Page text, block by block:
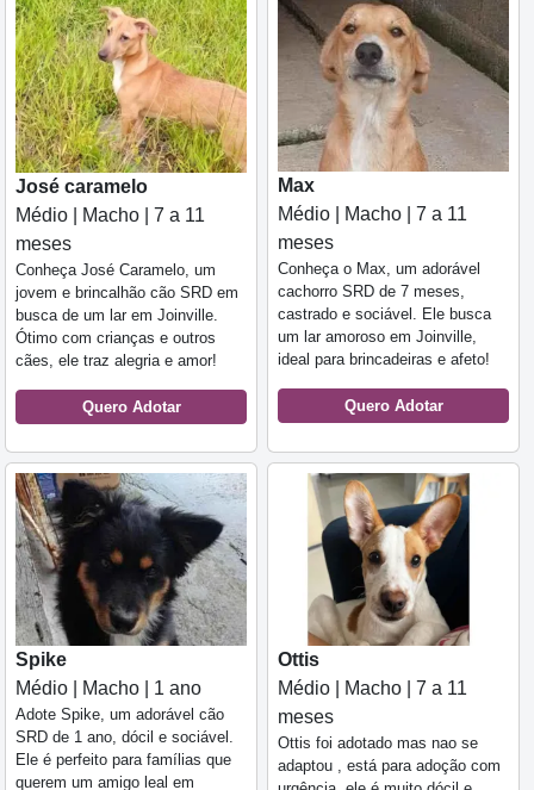
José caramelo
Médio | Macho | 7 a 11
meses
Conheça José Caramelo, um
jovem e brincalhão cão SRD em
busca de um lar em Joinville.
Ótimo com crianças e outros
cães, ele traz alegria e amor!
Quero Adotar
Max
Médio | Macho | 7 a 11
meses
Conheça o Max, um adorável
cachorro SRD de 7 meses,
castrado e sociável. Ele busca
um lar amoroso em Joinville,
ideal para brincadeiras e afeto!
Quero Adotar
Spike
Médio | Macho | 1 ano
Adote Spike, um adorável cão
SRD de 1 ano, dócil e sociável.
Ele é perfeito para famílias que
querem um amigo leal em
Ottis
Médio | Macho | 7 a 11
meses
Ottis foi adotado mas nao se
adaptou , está para adoção com